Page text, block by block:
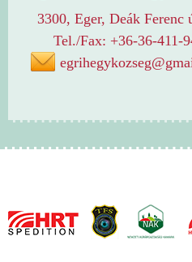
3300, Eger, Deák Ferenc
Tel./Fax: +36-36-411-